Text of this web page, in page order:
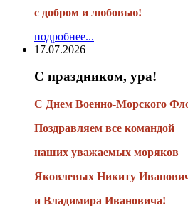
с добром и любовью!
подробнее...
17.07.2026
С праздником, ура!
С Днем Военно-Морского
Поздравляем все командой
наших уважаемых моряков
Яковлевых Никиту
и Владимира Ивановича!